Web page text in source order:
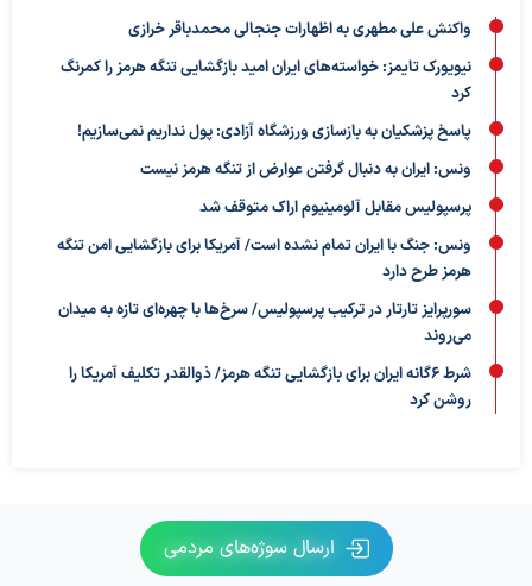
واکنش علی مطهری به اظهارات جنجالی محمدباقر خرازی
نیویورک تایمز: خواسته‌های ایران امید بازگشایی تنگه هرمز را کمرنگ
کرد
پاسخ پزشکیان به بازسازی ورزشگاه آزادی: پول نداریم نمی‌سازیم!
ونس: ایران به دنبال گرفتن عوارض از تنگه هرمز نیست
پرسپولیس مقابل آلومینیوم اراک متوقف شد
ونس: جنگ با ایران تمام نشده است/ آمریکا برای بازگشایی امن تنگه
هرمز طرح دارد
سورپرایز تارتار در ترکیب پرسپولیس/ سرخ‌ها با چهره‌ای تازه به میدان
می‌روند
شرط ۶گانه ایران برای بازگشایی تنگه هرمز/ ذوالقدر تکلیف آمریکا را
روشن کرد
ارسال سوژه‌های مردمی